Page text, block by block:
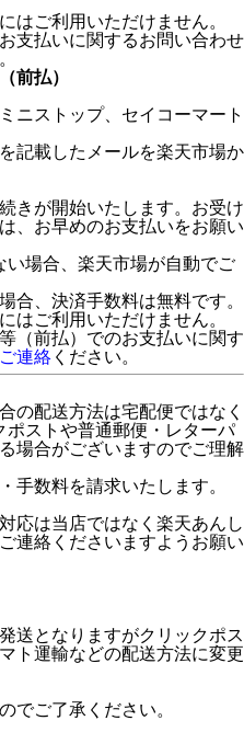
はご利用いただけません。
支払いに関するお問い合わせ
前払）
ニストップ、セイコーマート
記載したメールを楽天市場か
きが開始いたします。お受け
、お早めのお支払いをお願い
い場合、楽天市場が自動でご
合、決済手数料は無料です。
はご利用いただけません。
（前払）でのお支払いに関す
連絡 ください。
の配送方法は宅配便ではなく
ポストや普通郵便・レターパ
場合がございますのでご理解
手数料を請求いたします。
応は当店ではなく楽天あんし
連絡くださいますようお願い
送となりますがクリックポス
ト運輸などの配送方法に変更
でご了承ください。